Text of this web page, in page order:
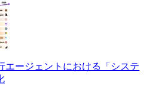
エージェントにおける「システ